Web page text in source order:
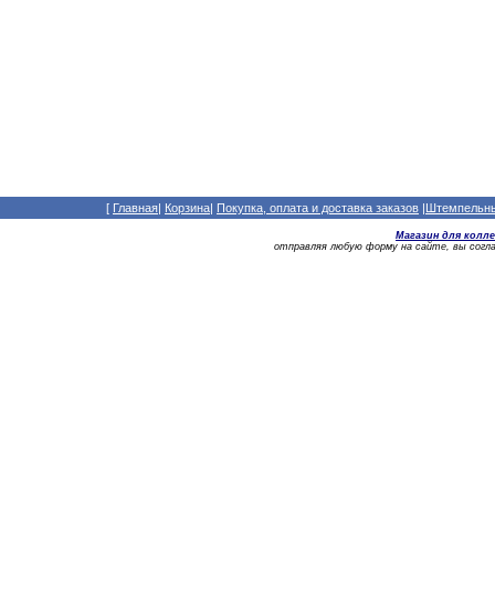
[ Главная| Корзина| Покупка, оплата и доставка заказов |
Магазин для
отправляя любую форму на сайте, вы